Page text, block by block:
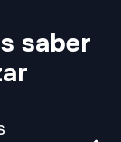
saber